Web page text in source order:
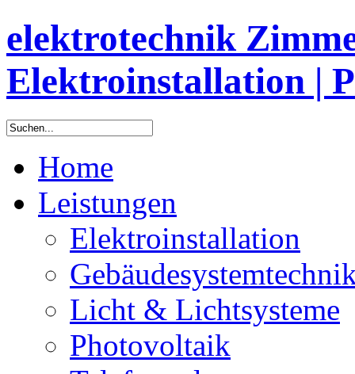
elektrotechnik
Elektroinstallation |
Home
Leistungen
Elektroinstallation
Licht & Lichtsysteme
Photovoltaik